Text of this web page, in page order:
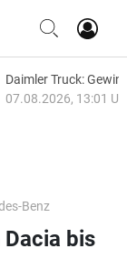
Daimler Truck:
07.08.2026, 13:01
Benz
bis